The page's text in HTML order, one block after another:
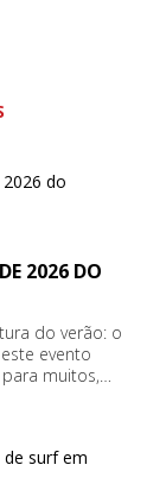
2026 DO
do verão: o
evento
muitos,…